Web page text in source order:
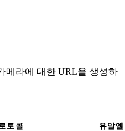
메라에 대한 URL을 생성하
토콜 유알엘